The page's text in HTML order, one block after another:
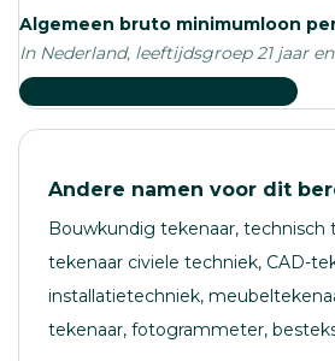
Algemeen bruto minimumloon
In Nederland, leeftijdsgroep 21 jaar
Andere namen voor dit
Bouwkundig tekenaar, technisch
tekenaar civiele techniek, CAD-
installatietechniek,
tekenaar, fotogrammeter,